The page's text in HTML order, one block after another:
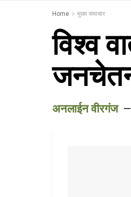
Home मुख्य समाचार
विश्व
अनलाईन वीरगंज